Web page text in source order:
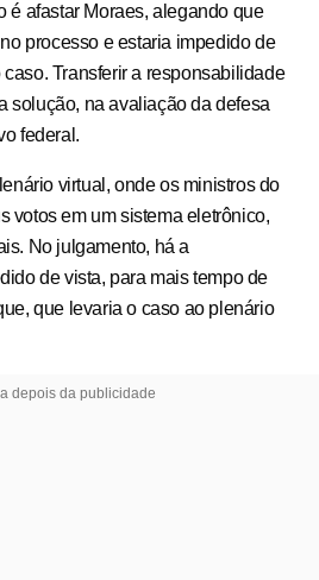
é afastar Moraes, alegando que
processo e estaria impedido de
Transferir a responsabilidade
solução, na avaliação da defesa
federal.
virtual, onde os ministros do
votos em um sistema eletrônico,
No julgamento, há a
de vista, para mais tempo de
que levaria o caso ao plenário
depois da publicidade